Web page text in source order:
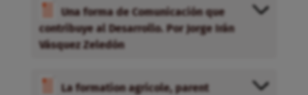
Una forma de Comunicación que
contribuye al Desarrollo. Por Jorge Irán
Vásquez Zeledón
La formation agricole, parent